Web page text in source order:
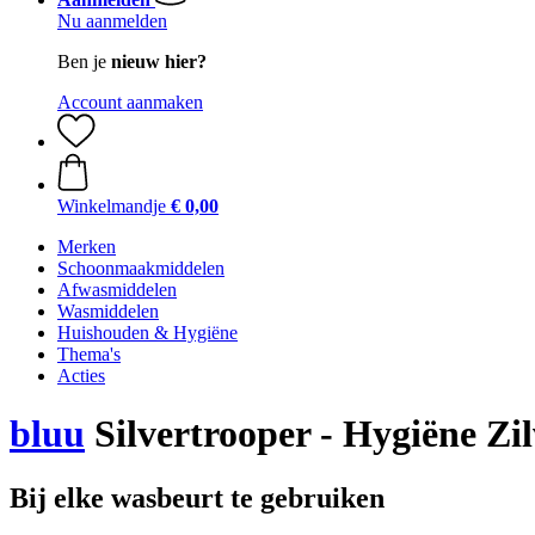
Nu aanmelden
Ben je nieuw hier?
Account aanmaken
Winkelmandje € 0,00
Merken
Schoonmaakmiddelen
Afwasmiddelen
Wasmiddelen
Huishouden & Hygiëne
Thema's
Acties
bluu Silvertrooper - Hygiëne
Bij elke wasbeurt te gebruiken